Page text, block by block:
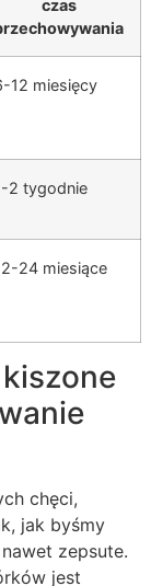
czas
12 miesięcy
2 tygodnie
24 miesiące
chęci,
jak byśmy
zepsute.
jest